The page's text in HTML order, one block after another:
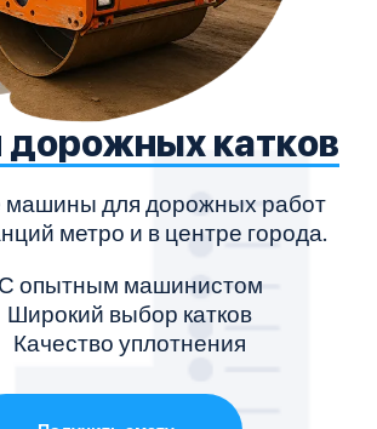
дорожных катков
для дорожных работ
метро и в центре города.
С опытным машинистом
Широкий выбор катков
Качество уплотнения